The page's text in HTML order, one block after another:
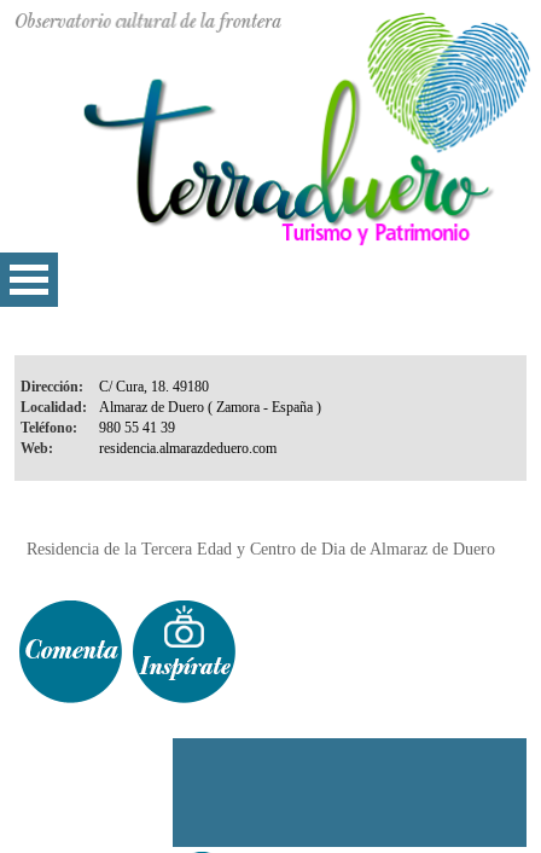
Dirección:
Localidad:
Teléfono:
Web:
Residencia de la Tercera Edad y Centro de Dia de Almaraz de Duero